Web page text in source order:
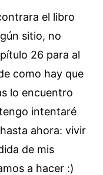
el libro
sitio, no
26 para al
como hay que
lo encuentro
intentaré
ahora: vivir
de mis
a hacer :)